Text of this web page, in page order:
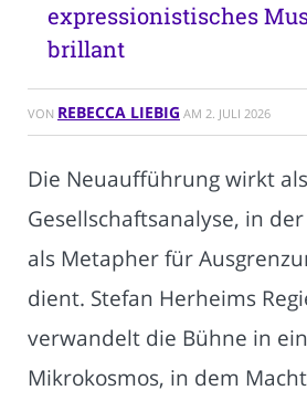
expressionistisches
brillant
VON REBECCA LIEBIG AM 2. JULI 2026
Die Neuaufführung wirkt
Gesellschaftsanalyse, in
als Metapher für
dient. Stefan Herheims
verwandelt die Bühne in
Mikrokosmos, in dem